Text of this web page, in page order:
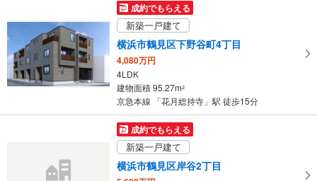
イ
ペ
ー
ジ
に
存
成約でもらえる
新築一戸建て
横浜市鶴見区下野谷町4丁目
4,080万円
4LDK
建物面積 95.27m2
京急本線 「花月総持寺」駅 徒歩15分
成約でもらえる
新築一戸建て
横浜市鶴見区岸谷2丁目